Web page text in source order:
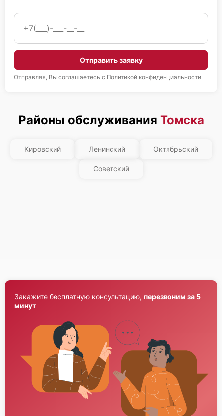
Fujitsu Primergy RX2530 M1
Fujitsu Primergy RX2510 M2
Отправить заявку
Отправляя, Вы соглашаетесь с Политикой конфиденциальности
Районы обслуживания Томска
Кировский Ленинский Октябрьский
Советский
Закажите бесплатную консультацию, перезвоним за 5
минут